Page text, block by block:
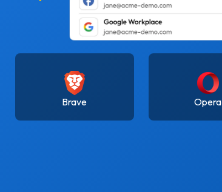
Opera
Brave